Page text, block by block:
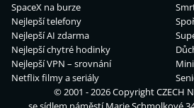
SpaceX na burze
Nejlepší telefony
Nejlepší AI zdarma
Nejlepší chytré hodinky
Nejlepší VPN – srovnání
Netflix filmy a seriály
© 2001 - 2026 CopyrightCZECH